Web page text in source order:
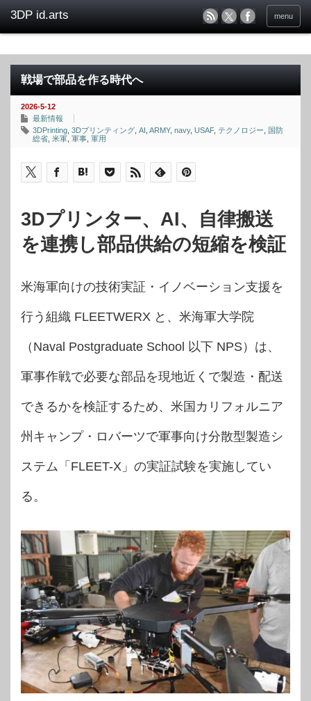
menu
戦場で部品を作る時代へ
2026-5-12
最新情報
3DPrinting 3Dプリンティング AI ARMY, navy, USAF, テクノロジー
国防
総省 米軍 軍事 軍用
3Dプリンター、AI、自律搬送
を連携し部品供給の短縮を検証
米海軍向けの技術実証・イノベーション支援を
行う組織 FLEETWERX と、米海軍大学院
（Naval Postgraduate School 以下 NPS）は、
軍事作戦で必要な部品を現地近くで製造・配送
できるかを検証するため、米国カリフォルニア
州キャンプ・ロバーツで軍事向け分散型製造シ
ステム「FLEET-X」の実証試験を実施してい
る。